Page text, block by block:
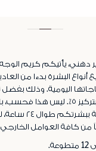
دهني، يأتيكم كريم
أنواع البشرة بدءا من
اليومية. وذلك بفضل
زبدة الشيا العضوية بتركيز ٥٪.
الكريم العناية
من كافة العوامل